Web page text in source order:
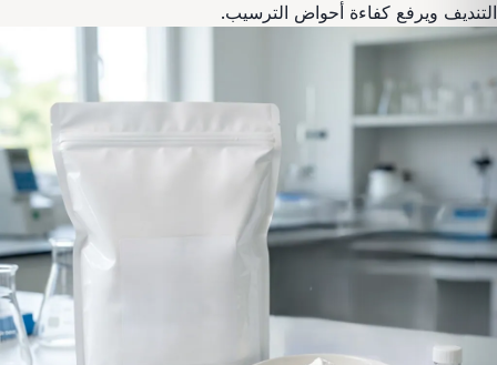
التنديف ويرفع كفاءة أحواض الترسيب.